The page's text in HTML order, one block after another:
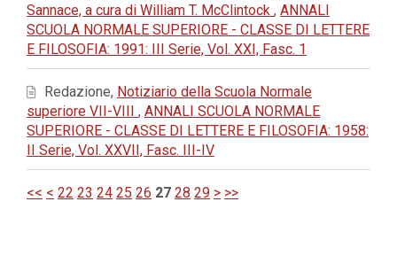
Sannace, a cura di William T. McClintock , ANNALI
SCUOLA NORMALE SUPERIORE - CLASSE DI LETTERE
E FILOSOFIA: 1991: III Serie, Vol. XXI, Fasc. 1
Redazione, Notiziario della Scuola Normale
superiore VII-VIII , ANNALI SCUOLA NORMALE
SUPERIORE - CLASSE DI LETTERE E FILOSOFIA: 1958:
II Serie, Vol. XXVII, Fasc. III-IV
<< < 22 23 24 25 26 27 28 29 > >>